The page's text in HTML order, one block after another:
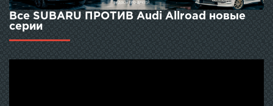
Все SUBARU ПРОТИВ Audi Allroad новые
серии